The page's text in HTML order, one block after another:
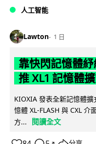
人工智能
Lawton 1 日
靠快閃記憶體
推 XL1 記憶體
KIOXIA 發表全新記憶體
憶體 XL-FLASH 與 CXL
方...
閱讀全文